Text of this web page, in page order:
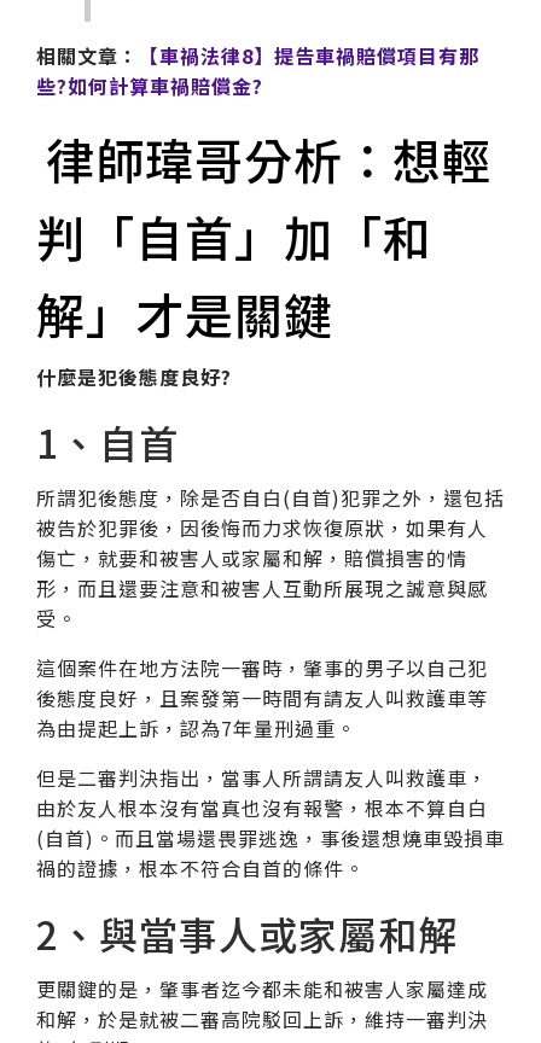
相關文章：
【車禍法律8】提告車禍賠償項目有那
些?如何計算車禍賠償金?
律師瑋哥分析：想輕
判「自首」加「和
解」才是關鍵
什麼是犯後態度良好?
1、自首
所謂犯後態度，除是否自白(自首)犯罪之外，還包括
被告於犯罪後，因後悔而力求恢復原狀，如果有人
傷亡，就要和被害人或家屬和解，賠償損害的情
形，而且還要注意和被害人互動所展現之誠意與感
受。
這個案件在地方法院一審時，肇事的男子以自己犯
後態度良好，且案發第一時間有請友人叫救護車等
為由提起上訴，認為7年量刑過重。
但是二審判決指出，當事人所謂請友人叫救護車，
由於友人根本沒有當真也沒有報警，根本不算自白
(自首)。而且當場還畏罪逃逸，事後還想燒車毀損車
禍的證據，根本不符合自首的條件。
2、與當事人或家屬和解
更關鍵的是，肇事者迄今都未能和被害人家屬達成
和解，於是就被二審高院駁回上訴，維持一審判決